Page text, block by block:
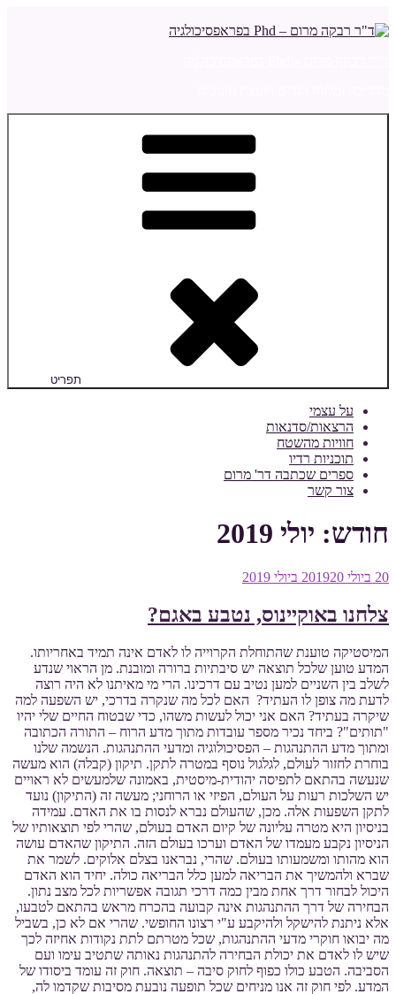
לתוכן
תפריט
על עצמי
הרצאות/סדנאות
חוויות מהשטח
תוכניות רדיו
ספרים שכתבה דר' מרום
צור קשר
חודש: יולי 2019
פורסם
20 ביולי 2019 20 ביולי 2019
צלחנו באוקיינוס, נטבע באגם?
המיסטיקה טוענת שהתוחלת הקרוייה לו לאדם אינה תמיד באחריותו.
המדע טוען שלכל תוצאה יש סיבתיות ברורה ומובנת. מן הראוי שנדע
לשלב בין השניים למען נטיב עם דרכינו. הרי מי מאיתנו לא היה רוצה
לדעת מה צופן לו העתיד? האם לכל מה שנקרה בדרכי, יש השפעה למה
שיקרה בעתיד? האם אני יכול לעשות משהו, כדי שבטוח החיים שלי יהיו
"תותים"? ביחד נכיר מספר עובדות מתוך מדע הרוח – התורה הכתובה
ומתוך מדע ההתנהגות – הפסיכולוגיה ומדעי ההתנהגות. הנשמה שלנו
בוחרת לחזור לעולם, לגלגול נוסף במטרה לתקן. תיקון (קבלה) הוא מעשה
שנעשה בהתאם לתפיסה יהודית-מיסטית, באמונה שלמעשים לא ראויים
יש השלכות רעות על העולם, הפיזי או הרוחני; מעשה זה (התיקון) נועד
לתקן השפעות אלה. מכן, שהעולם נברא לנסות בו את האדם. עמידה
בניסיון היא מטרה עליונה של קיום האדם בעולם, שהרי לפי תוצאותיו של
הניסיון נקבע מעמדו של האדם וערכו בעולם הזה. התיקון שהאדם עושה
הוא מהותו ומשמעותו בעולם. שהרי, נבראנו בצלם אלוקים. לשמר את
שברא ולהמשיך את הבריאה למען כלל הבריאה כולה. יחיד הוא האדם
היכול לבחור דרך אחת מבין כמה דרכי תגובה אפשריות לכל מצב נתון.
הבחירה של דרך ההתנהגות אינה קבועה בהכרח מראש בהתאם לטבעו,
אלא ניתנת להישקל ולהיקבע ע"י רצונו החופשי. שהרי אם לא כן, בשביל
מה יבואו חוקרי מדעי ההתנהגות, שכל מטרתם לתת נקודות אחיזה לכך
שיש לו לאדם את יכולת הבחירה להתנהגות נאותה שתטיב עימו ועם
הסביבה. הטבע כולו כפוף לחוק סיבה – תוצאה. חוק זה עומד ביסודו של
המדע. לפי חוק זה אנו מניחים שכל תופעה נובעת מסיבות שקדמו לה,